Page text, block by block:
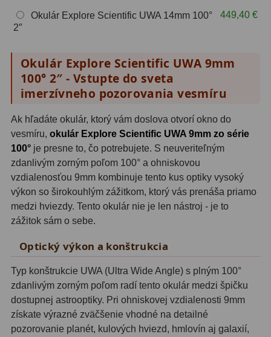
CLS a UHC
OIII21
Hβ 4
Planetárne7
Farebné66
Astro príslušenstvo175
Redukcia 1,25" a 2"
Okulárové výťahy a ostrenie1
Hľadáčiky25
Binohlavy
Kolimátory22
Okulár Explore Scientific UWA 14mm 100°
2″
449,40 €
Okulár Explore Scientific UWA 9mm
100° 2″ - Vstupte do sveta
imerzívneho pozorovania vesmíru
Ak hľadáte okulár, ktorý vám doslova otvorí okno do
vesmíru, okulár Explore Scientific UWA 9mm zo série
100° je presne to, čo potrebujete. S neuveriteľným
zdanlivým zorným poľom 100° a ohniskovou
vzdialenosťou 9mm kombinuje tento kus optiky vysoký
výkon so širokouhlým zážitkom, ktorý vás prenáša priamo
medzi hviezdy. Tento okulár nie je len nástroj - je to
zážitok sám o sebe.
Optický výkon a konštrukcia
Typ konštrukcie UWA (Ultra Wide Angle) s plným 100°
zdanlivým zorným poľom radí tento okulár medzi špičku
dostupnej astrooptiky. Pri ohniskovej vzdialenosti 9mm
získate výrazné zväčšenie vhodné na detailné
pozorovanie planét, kulových hviezd, hmlovín aj galaxií,